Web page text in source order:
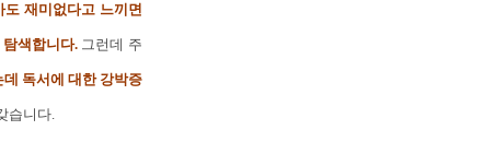
재미없다고 느끼면
색합니다.그런데 주
독서에 대한 강박증
습니다.